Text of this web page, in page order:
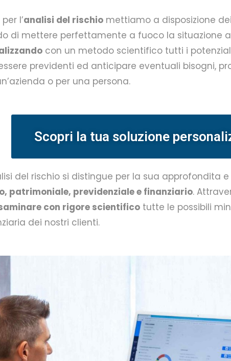
l’analisi del rischio mettiamo a disposizione
di mettere perfettamente a fuoco la situazione
con un metodo scientifico tutti i
previdenti ed anticipare eventuali bisogni,
o per una persona.
Scopri la tua soluzione
del rischio si distingue per la sua approfondita
patrimoniale, previdenziale e finanziario.
con rigore scientifico tutte le possibili
dei nostri clienti.